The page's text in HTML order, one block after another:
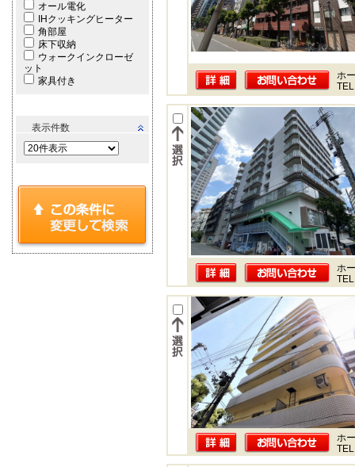
オール電化
IHクッキングヒーター
角部屋
床下収納
ウォークインクローゼ
ット
家具付き
表示件数
ホ
ホ
ホ